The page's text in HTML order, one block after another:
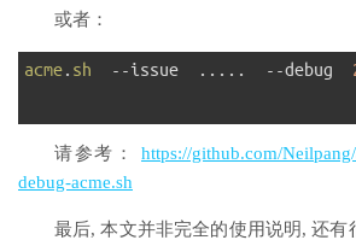
或者：
acme. sh --issue . . . . . --debug
请参考： https://github.com/
debug-acme.sh
最后, 本文并非完全的使用说明, 还有